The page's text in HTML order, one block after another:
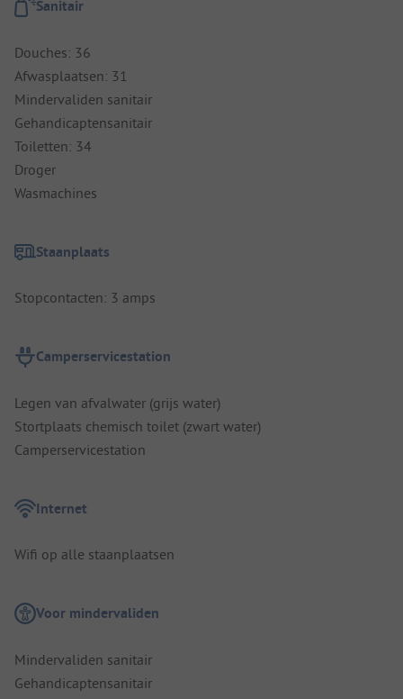
Sanitair
Douches: 36
Afwasplaatsen: 31
Mindervaliden sanitair
Gehandicaptensanitair
Toiletten: 34
Droger
Wasmachines
Staanplaats
Stopcontacten: 3 amps
Camperservicestation
Legen van afvalwater (grijs water)
Stortplaats chemisch toilet (zwart water)
Camperservicestation
Internet
Wifi op alle staanplaatsen
Voor mindervaliden
Mindervaliden sanitair
Gehandicaptensanitair